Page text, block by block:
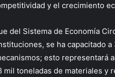
y el crecimiento
del Sistema de Economía
se ha capacitado
esto representará
mil toneladas de materiales y